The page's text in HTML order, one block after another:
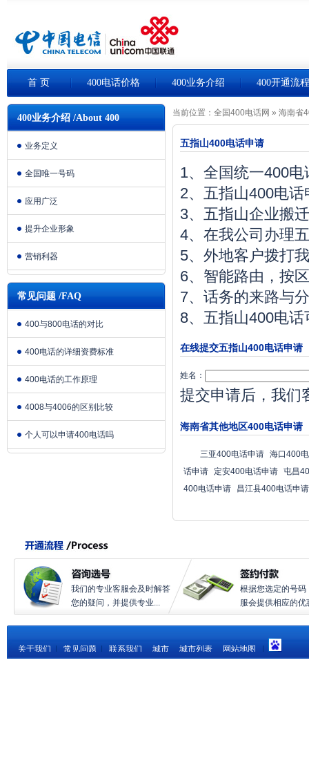
首 页 400电话价格 400业务介绍 400开通流程
400业务介绍 /About 400
业务定义
全国唯一号码
应用广泛
提升企业形象
营销利器
常见问题 /FAQ
400与800电话的对比
400电话的详细资费标准
400电话的工作原理
4008与4006的区别比较
个人可以申请400电话吗
当前位置： 全国400电话网 » 海南省
五指山400电话申请
1、全国统一400
2、五指山400电
3、五指山企业搬
4、在我公司办理
5、外地客户拨打
6、智能路由，按
7、话务的来路与
8、五指山400电
在线提交五指山400电话申请
姓名：
提交申请后，我们
海南省其他地区400电话申请
三亚400电话申请 海口400
话申请
定安400电话申请 屯昌
400电话申请
昌江县400电话申请
我们的专业客服会及时解答
您的疑问，并提供专业...
根据您选定的号码
服会提供相应的优
关于我们 常见问题 联系我们 城市 城市列表 网站地图